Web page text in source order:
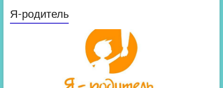
Я-родитель